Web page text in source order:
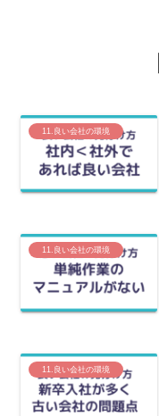
11.良い会社の環境
11.良い会社の環境
11.良い会社の環境